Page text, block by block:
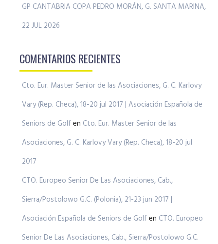
GP CANTABRIA COPA PEDRO MORÁN, G. SANTA MARINA,
22 JUL 2026
COMENTARIOS RECIENTES
Cto. Eur. Master Senior de las Asociaciones, G. C. Karlovy
Vary (Rep. Checa), 18-20 jul 2017 | Asociación Española de
Seniors de Golf en Cto. Eur. Master Senior de las
Asociaciones, G. C. Karlovy Vary (Rep. Checa), 18-20 jul
2017
CTO. Europeo Senior De Las Asociaciones, Cab.,
Sierra/Postolowo G.C. (Polonia), 21-23 jun 2017 |
Asociación Española de Seniors de Golf en CTO. Europeo
Senior De Las Asociaciones, Cab., Sierra/Postolowo G.C.